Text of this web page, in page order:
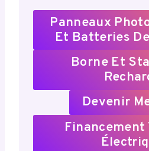
Panneaux
Et Batteries
Borne Et
Devenir
Financement